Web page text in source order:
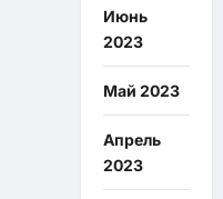
Июнь
2023
Май 2023
Апрель
2023